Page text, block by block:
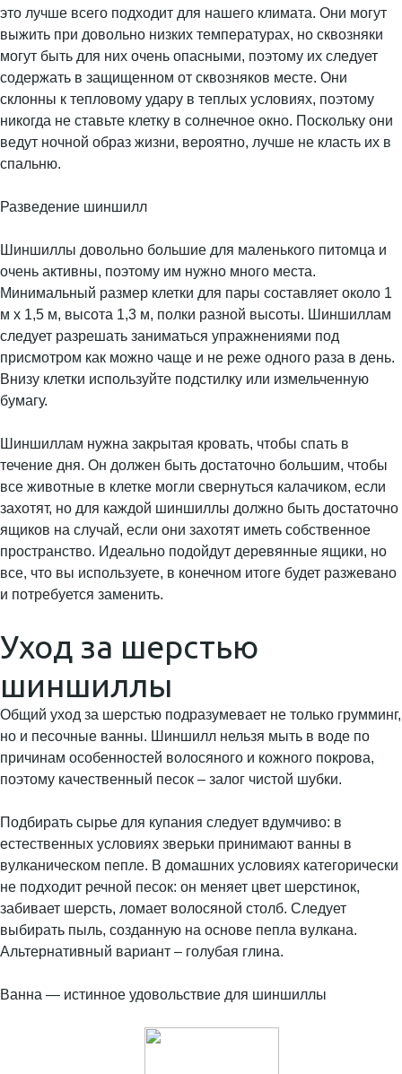
это лучше всего подходит для нашего климата. Они могут
выжить при довольно низких температурах, но сквозняки
могут быть для них очень опасными, поэтому их следует
содержать в защищенном от сквозняков месте. Они
склонны к тепловому удару в теплых условиях, поэтому
никогда не ставьте клетку в солнечное окно. Поскольку они
ведут ночной образ жизни, вероятно, лучше не класть их в
спальню.
Разведение шиншилл
Шиншиллы довольно большие для маленького питомца и
очень активны, поэтому им нужно много места.
Минимальный размер клетки для пары составляет около 1
м x 1,5 м, высота 1,3 м, полки разной высоты. Шиншиллам
следует разрешать заниматься упражнениями под
присмотром как можно чаще и не реже одного раза в день.
Внизу клетки используйте подстилку или измельченную
бумагу.
Шиншиллам нужна закрытая кровать, чтобы спать в
течение дня. Он должен быть достаточно большим, чтобы
все животные в клетке могли свернуться калачиком, если
захотят, но для каждой шиншиллы должно быть достаточно
ящиков на случай, если они захотят иметь собственное
пространство. Идеально подойдут деревянные ящики, но
все, что вы используете, в конечном итоге будет разжевано
и потребуется заменить.
Уход за шерстью
шиншиллы
Общий уход за шерстью подразумевает не только грумминг,
но и песочные ванны. Шиншилл нельзя мыть в воде по
причинам особенностей волосяного и кожного покрова,
поэтому качественный песок – залог чистой шубки.
Подбирать сырье для купания следует вдумчиво: в
естественных условиях зверьки принимают ванны в
вулканическом пепле. В домашних условиях категорически
не подходит речной песок: он меняет цвет шерстинок,
забивает шерсть, ломает волосяной столб. Следует
выбирать пыль, созданную на основе пепла вулкана.
Альтернативный вариант – голубая глина.
Ванна — истинное удовольствие для шиншиллы